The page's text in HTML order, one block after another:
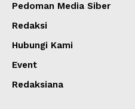
Pedoman Media Siber
Redaksi
Hubungi Kami
Event
Redaksiana